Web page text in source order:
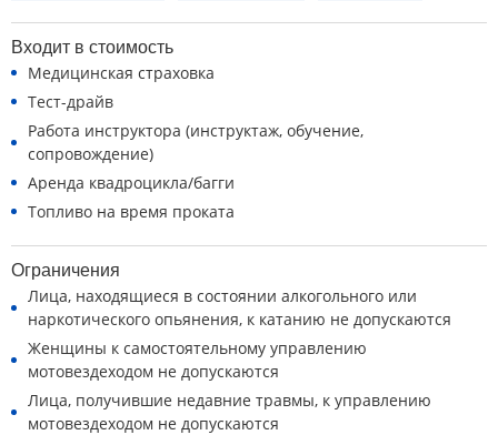
Входит в стоимость
Медицинская страховка
Тест-драйв
Работа инструктора (инструктаж, обучение,
сопровождение)
Аренда квадроцикла/багги
Топливо на время проката
Ограничения
Лица, находящиеся в состоянии алкогольного или
наркотического опьянения, к катанию не допускаются
Женщины к самостоятельному управлению
мотовездеходом не допускаются
Лица, получившие недавние травмы, к управлению
мотовездеходом не допускаются